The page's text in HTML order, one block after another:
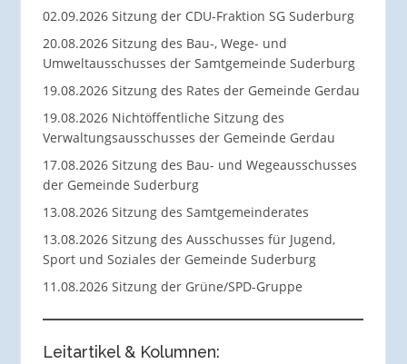
02.09.2026 Sitzung der CDU-Fraktion SG Suderburg
20.08.2026 Sitzung des Bau-, Wege- und
Umweltausschusses der Samtgemeinde Suderburg
19.08.2026 Sitzung des Rates der Gemeinde Gerdau
19.08.2026 Nichtöffentliche Sitzung des
Verwaltungsausschusses der Gemeinde Gerdau
17.08.2026 Sitzung des Bau- und Wegeausschusses
der Gemeinde Suderburg
13.08.2026 Sitzung des Samtgemeinderates
13.08.2026 Sitzung des Ausschusses für Jugend,
Sport und Soziales der Gemeinde Suderburg
11.08.2026 Sitzung der Grüne/SPD-Gruppe
Leitartikel & Kolumnen: